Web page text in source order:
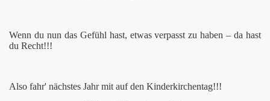
Wenn du nun das Gefühl hast, etwas verpasst zu haben – da hast
du Recht!!!
Also fahr' nächstes Jahr mit auf den Kinderkirchentag!!!